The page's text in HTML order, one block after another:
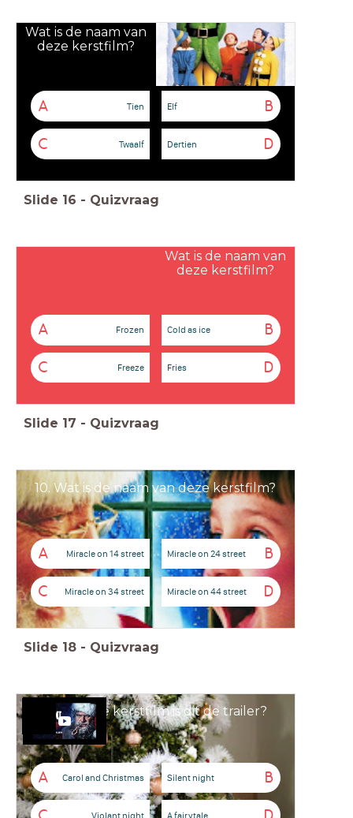
Wat is de naam van
deze kerstfilm?
A Tien B
Elf
C Twaalf D
Dertien
Slide 16 - Quizvraag
Wat is de naam van
deze kerstfilm?
A Frozen B
Cold as ice
C Freeze D
Fries
Slide 17 - Quizvraag
10. Wat is de naam van deze kerstfilm?
A Miracle on 14 street B
Miracle on 24 street
C Miracle on 34 street D
Miracle on 44 street
Slide 18 - Quizvraag
Van welke kerstfilm is dit de trailer?
A Carol and Christmas B
Silent night
Violant night A fairytale